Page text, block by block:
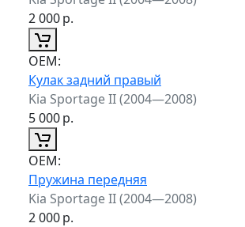
2 000р.
ОЕМ:
Кулак задний правый
Kia Sportage II (2004—2008)
5 000р.
ОЕМ:
Пружина передняя
Kia Sportage II (2004—2008)
2 000р.